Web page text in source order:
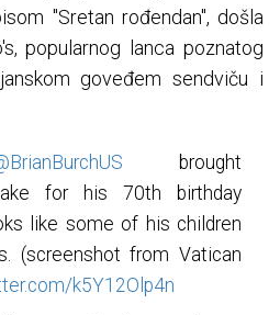
"Sretan rođendan", došla
popularnog lanca poznatog
goveđem sendviču i
brought
for his 70th birthday
like some of his children
(screenshot from Vatican
k5Y12Olp4n